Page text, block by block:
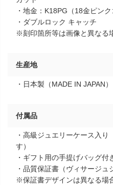
・地金：K18PG（18金ピンク
・ダブルロック キャッチ
※刻印箇所等は画像と異なる
生産地
・日本製（MADE IN JAPAN）
付属品
・高級ジュエリーケース入
す）
・ギフト用の手提げバッグ付
・品質保証書（ヴィサージュ
※保証書デザインは異なる場